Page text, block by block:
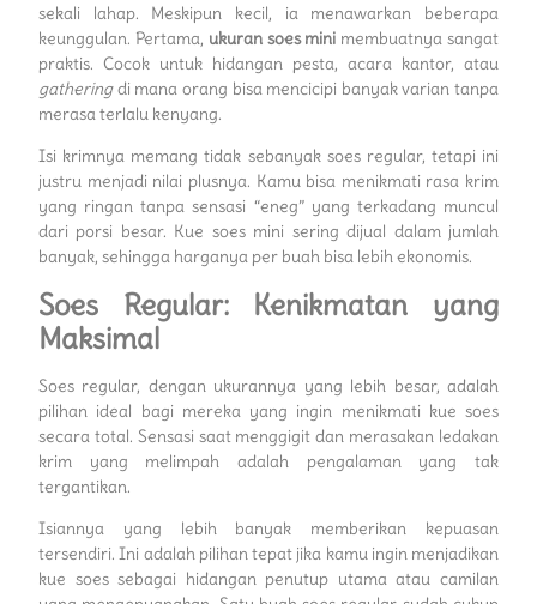
sekali lahap. Meskipun kecil, ia menawarkan beberapa
keunggulan. Pertama, ukuran soes mini membuatnya sangat
praktis. Cocok untuk hidangan pesta, acara kantor, atau
gatheringdi mana orang bisa mencicipi banyak varian tanpa
merasa terlalu kenyang.
Isi krimnya memang tidak sebanyak soes regular, tetapi ini
justru menjadi nilai plusnya. Kamu bisa menikmati rasa krim
yang ringan tanpa sensasi “eneg” yang terkadang muncul
dari porsi besar. Kue soes mini sering dijual dalam jumlah
banyak, sehingga harganya per buah bisa lebih ekonomis.
Soes Regular: Kenikmatan yang
Maksimal
Soes regular, dengan ukurannya yang lebih besar, adalah
pilihan ideal bagi mereka yang ingin menikmati kue soes
secara total. Sensasi saat menggigit dan merasakan ledakan
krim yang melimpah adalah pengalaman yang tak
tergantikan.
Isiannya yang lebih banyak memberikan kepuasan
tersendiri. Ini adalah pilihan tepat jika kamu ingin menjadikan
kue soes sebagai hidangan penutup utama atau camilan